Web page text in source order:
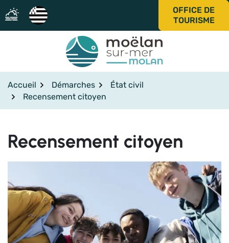
Aller
au
contenu
OFFICE DE
TOURISME
Accueil Démarches
État civil
Recensement citoyen
Recensement citoyen